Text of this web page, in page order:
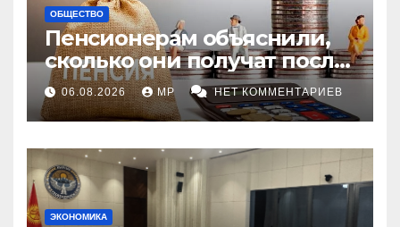
ОБЩЕСТВО
Пенсионерам объяснили,
сколько они получат после
индексации
06.08.2026 MP НЕТ КОММЕНТАРИЕВ
ЭКОНОМИКА